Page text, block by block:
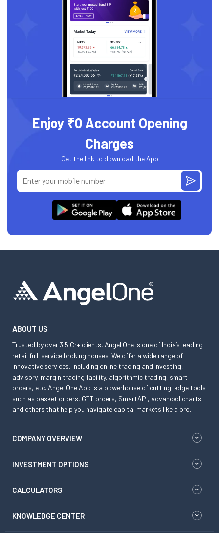
Enjoy ₹0 Account Opening
Charges
Get the link to download the App
ABOUT US
Trusted by over 3.5 Cr+ clients, Angel One is one of India’s leading
retail full-service broking houses. We offer a wide range of
innovative services, including online trading and investing,
advisory, margin trading facility, algorithmic trading, smart
orders, etc. Angel One App is a powerhouse of cutting-edge tools
such as basket orders, GTT orders, SmartAPI, advanced charts
and others that help you navigate capital markets like a pro.
COMPANY OVERVIEW
INVESTMENT OPTIONS
CALCULATORS
KNOWLEDGE CENTER